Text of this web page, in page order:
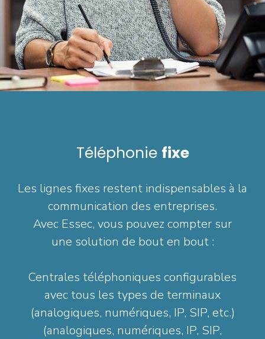
Téléphonie fixe
Les lignes fixes restent indispensables à la
communication des entreprises.
Avec Essec, vous pouvez compter sur
une solution de bout en bout :
Centrales téléphoniques configurables
avec tous les types de terminaux
(analogiques, numériques, IP, SIP, etc.)
(analogiques, numériques, IP, SIP,